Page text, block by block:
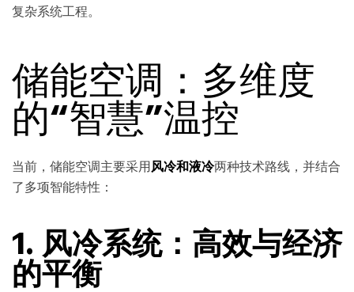
复杂系统工程。
储能空调：多维度
的“智慧”温控
当前，储能空调主要采用风冷和液冷两种技术路线，并结合
了多项智能特性：
1. 风冷系统：高效与经济
的平衡